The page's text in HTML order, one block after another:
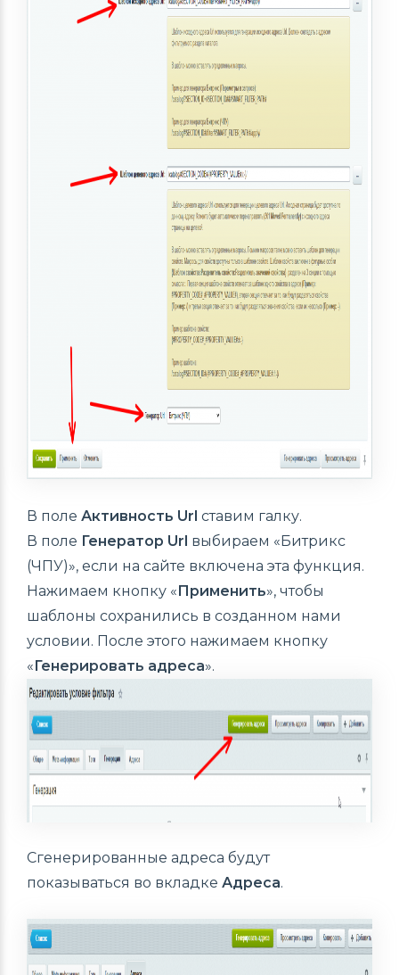
В поле Активность Url ставим галку.
В поле Генератор Url выбираем «Битрикс
(ЧПУ)», если на сайте включена эта функция.
Нажимаем кнопку « Применить», чтобы
шаблоны сохранились в созданном нами
условии. После этого нажимаем кнопку
« Генерировать адреса».
Сгенерированные адреса будут
показываться во вкладке Адреса.